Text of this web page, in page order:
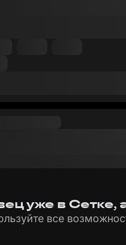
уже в Сетке,
все